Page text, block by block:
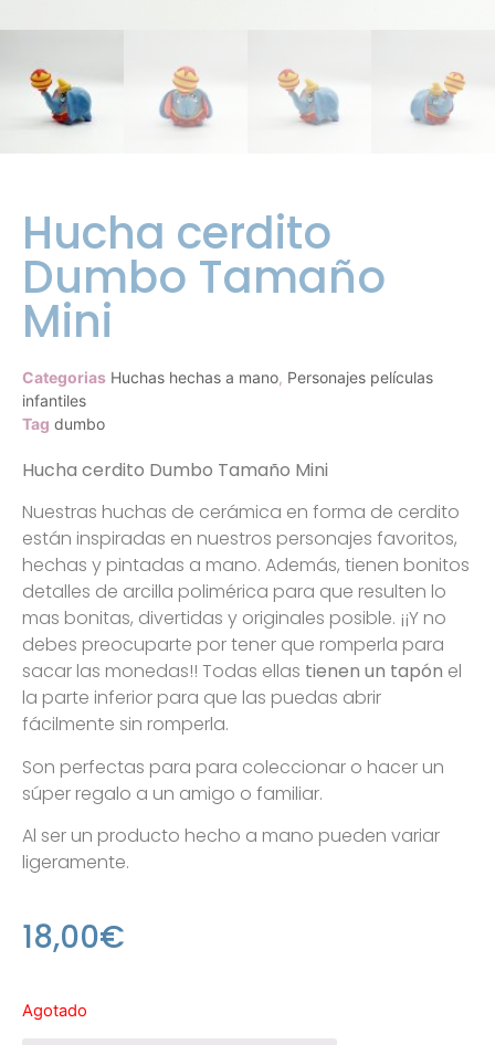
Hucha cerdito
Dumbo Tamaño
Mini
Categorias Huchas hechas a mano, Personajes películas
infantiles
Tag dumbo
Hucha cerdito Dumbo Tamaño Mini
Nuestras huchas de cerámica en forma de cerdito
están inspiradas en nuestros personajes favoritos,
hechas y pintadas a mano. Además, tienen bonitos
detalles de arcilla polimérica para que resulten lo
mas bonitas, divertidas y originales posible. ¡¡Y no
debes preocuparte por tener que romperla para
sacar las monedas!! Todas ellas tienen un tapón el
la parte inferior para que las puedas abrir
fácilmente sin romperla.
Son perfectas para para coleccionar o hacer un
súper regalo a un amigo o familiar.
Al ser un producto hecho a mano pueden variar
ligeramente.
18,00€
Agotado